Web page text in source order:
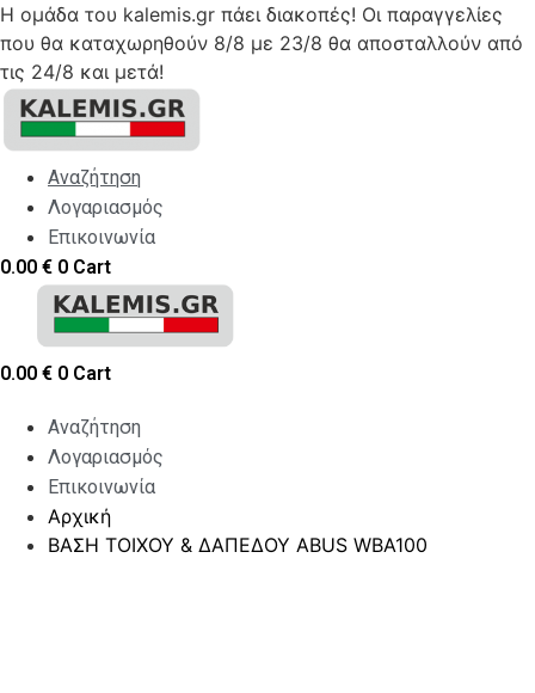
Η ομάδα του kalemis.gr πάει διακοπές! Οι παραγγελίες
που θα καταχωρηθούν 8/8 με 23/8 θα αποσταλλούν από
τις 24/8 και μετά!
Skip
content
Αναζήτηση
Λογαριασμός
Επικοινωνία
0.00 € 0 Cart
0.00 € 0 Cart
Αναζήτηση
Λογαριασμός
Επικοινωνία
Αρχική
ΒΑΣΗ ΤΟΙΧΟΥ & ΔΑΠΕΔΟΥ ABUS WBA100